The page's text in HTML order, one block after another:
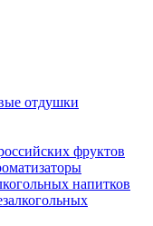
отдушки
фруктов
напитков